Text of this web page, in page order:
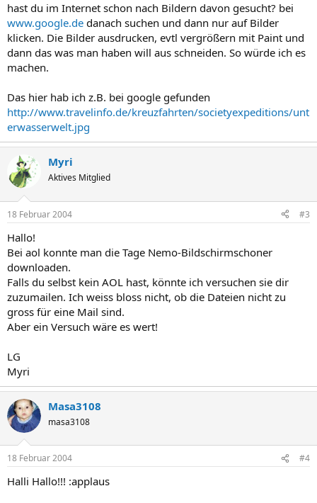
hast du im Internet schon nach Bildern davon gesucht? bei
www.google.de danach suchen und dann nur auf Bilder
klicken. Die Bilder ausdrucken, evtl vergrößern mit Paint und
dann das was man haben will aus schneiden. So würde ich es
machen.
Das hier hab ich z.B. bei google gefunden
http://www.travelinfo.de/kreuzfahrten/societyexpeditions/unt
erwasserwelt.jpg
Myri
Aktives Mitglied
18 Februar 2004 #3
Hallo!
Bei aol konnte man die Tage Nemo-Bildschirmschoner
downloaden.
Falls du selbst kein AOL hast, könnte ich versuchen sie dir
zuzumailen. Ich weiss bloss nicht, ob die Dateien nicht zu
gross für eine Mail sind.
Aber ein Versuch wäre es wert!
LG
Myri
Masa3108
masa3108
18 Februar 2004 #4
Halli Hallo!!! :applaus